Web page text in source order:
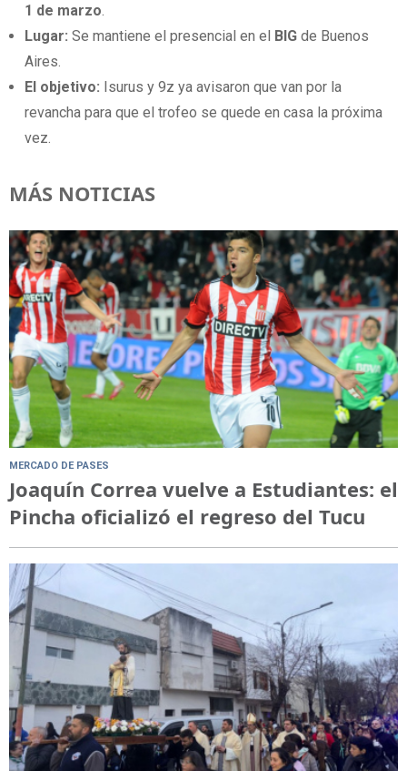
1 de marzo.
Lugar: Se mantiene el presencial en el BIG de Buenos
Aires.
El objetivo: Isurus y 9z ya avisaron que van por la
revancha para que el trofeo se quede en casa la próxima
vez.
MÁS NOTICIAS
MERCADO DE PASES
Joaquín Correa vuelve a Estudiantes: el
Pincha oficializó el regreso del Tucu